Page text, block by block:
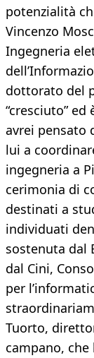
potenzialità
Vincenzo
Ingegneria
dottorato del
“cresciuto”
avrei pensato
lui a
ingegneria a
cerimonia di
destinati a
individuati
sostenuta dal
dal Cini,
per
Tuorto,
campano, che